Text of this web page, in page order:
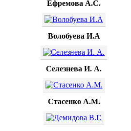
Ефремова А.С.
Волобуева И.А
Селезнева И. А.
Стасенко А.М.